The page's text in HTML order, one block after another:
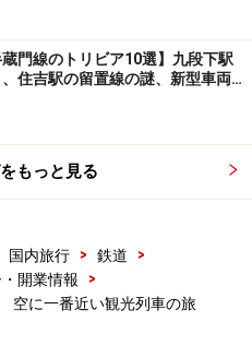
駅であり、新幹線が地平、
置関係が逆になるところが
高架なので見晴らしがよ
見える。佐久平駅に到着す
らと眺められたが、このあ
ーツセット
蔵門線のトリビア10選】九段下駅
住吉駅の留置線の謎、新型車両…
もっと見る
国内旅行 > 鉄道
>
開業情報
>
空に一番近い観光列車の旅